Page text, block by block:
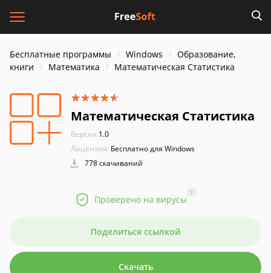
Бесплатные программы Windows
Образование,
книги
Математика Математическая Статистика
Математическая Статистика
Версия:1.0
Лицензия: Бесплатно для Windows
778 скачиваний
Проверено на вирусы
?
Поделиться ссылкой
Скачать